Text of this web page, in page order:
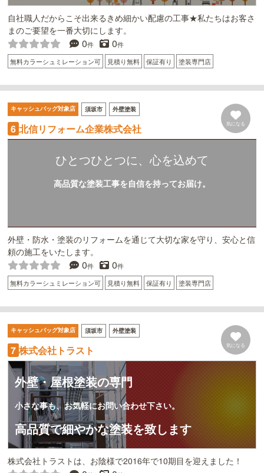
自社職人だからこそ出来るきめ細かい配慮の工事★私たちはお客さ
まのご要望を一番大切にします。
0件 0件
無料カラーシュミレーション可 見積り無料 保証有り 塗装専門店
キャッシュバッグ対象店 須坂市 外壁塗装
6 北信リフォーム企業株式会社 気になる
ひとつひとつに、心を込めて
高品質な塗装工事を自信を持ってお届け。
外壁・防水・塗装のリフォームを通じて大切な家を守り、安心と信
頼の施工をいたします。
0件 0件
無料カラーシュミレーション可 見積り無料 保証有り 塗装専門店
キャッシュバッグ対象店 須坂市 外壁塗装
7 株式会社トラスト 気になる
外壁・屋根塗装の専門
小さな事も、お気軽にお問い合わせ下さい。
高品質で細やかな塗装を致します
株式会社トラストは、お陰様で2016年で10期目を迎えました！